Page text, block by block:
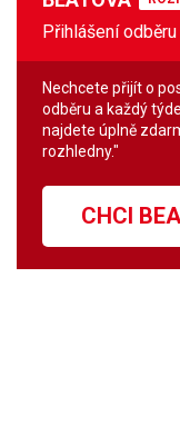
Přihlášení odběru
Nechcete přijít o
odběru a každý
najdete úplně
rozhledny."
CHCI